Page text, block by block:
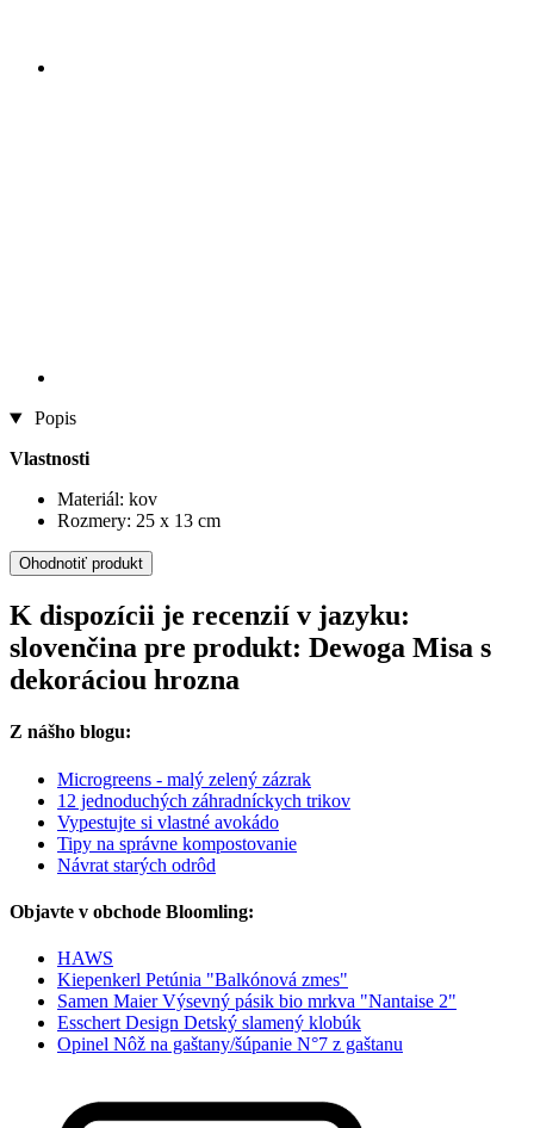
Popis
Vlastnosti
Materiál: kov
Rozmery: 25 x 13 cm
Ohodnotiť produkt
K dispozícii je recenzií v jazyku:
slovenčina pre produkt: Dewoga Misa s
dekoráciou hrozna
Z nášho blogu:
Microgreens - malý zelený zázrak
12 jednoduchých záhradníckych trikov
Vypestujte si vlastné avokádo
Tipy na správne kompostovanie
Návrat starých odrôd
Objavte v obchode Bloomling:
HAWS
Kiepenkerl Petúnia "Balkónová zmes"
Samen Maier Výsevný pásik bio mrkva "Nantaise 2"
Esschert Design Detský slamený klobúk
Opinel Nôž na gaštany/šúpanie N°7 z gaštanu